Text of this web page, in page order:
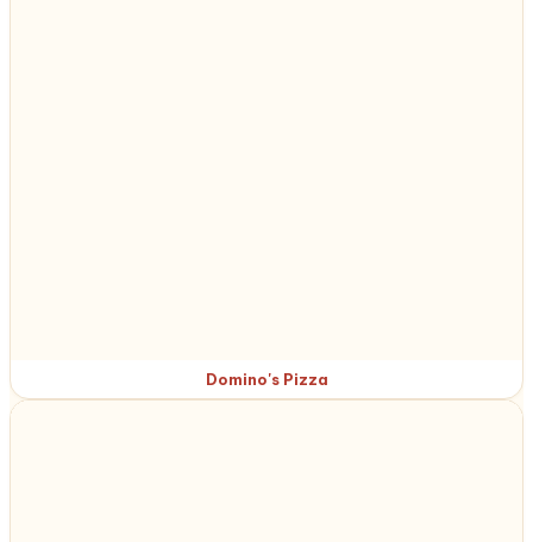
Domino's Pizza